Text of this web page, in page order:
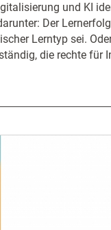
und KI
Der
Lerntyp sei.
die rechte für